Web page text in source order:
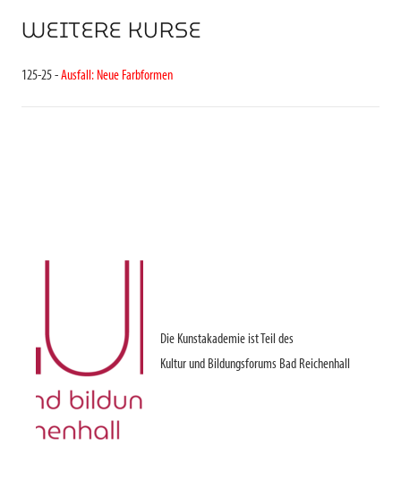
WEITERE KURSE
125-25 -Ausfall: Neue Farbformen
Die Kunstakademie ist Teil des
Kultur und Bildungsforums Bad Reichenhall